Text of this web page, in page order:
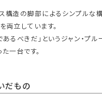
構造の脚部によるシンプルな
両立しています。
あるべきだ」というジャン・プ
一台です。
だもの